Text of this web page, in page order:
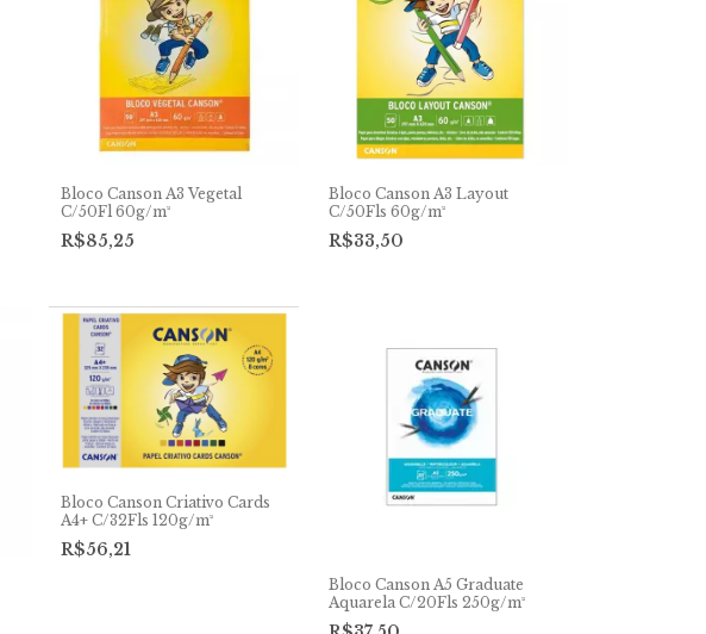
Bloco Canson A3 Vegetal
C/50Fl 60g/m²
R$85,25
Bloco Canson A3 Layout
C/50Fls 60g/m²
R$33,50
Bloco Canson Criativo Cards
A4+ C/32Fls 120g/m²
R$56,21
Bloco Canson A5 Graduate
Aquarela C/20Fls 250g/m²